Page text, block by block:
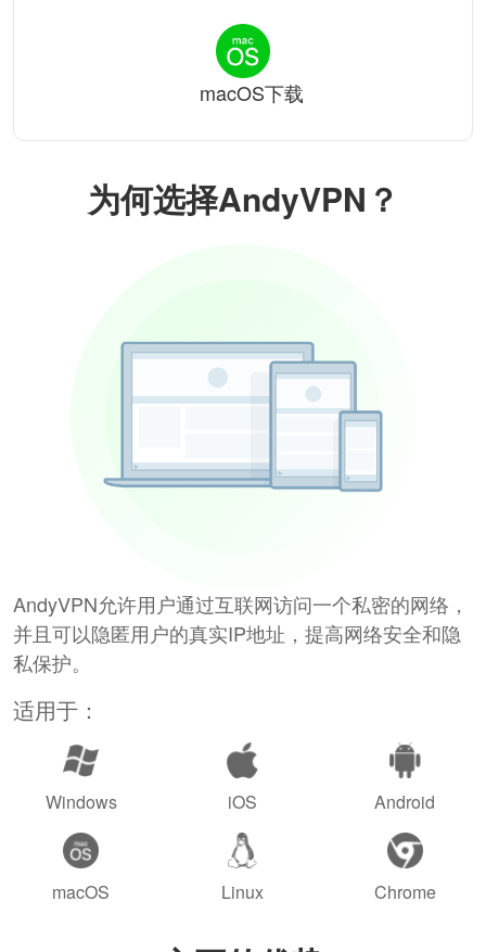
为何选择AndyVPN？
AndyVPN允许用户通过互联网访问一个私密的网络，
并且可以隐匿用户的真实IP地址，提高网络安全和隐
私保护。
适用于：
Windows iOS Android
macOS Linux Chrome
macOS下载